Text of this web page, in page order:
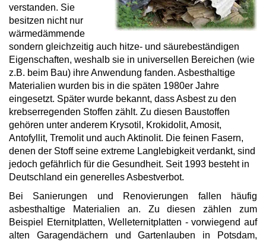
verstanden. Sie
besitzen nicht nur
wärmedämmende
sondern gleichzeitig auch hitze- und säurebeständigen
Eigenschaften, weshalb sie in universellen Bereichen (wie
z.B. beim Bau) ihre Anwendung fanden. Asbesthaltige
Materialien wurden bis in die späten 1980er Jahre
eingesetzt. Später wurde bekannt, dass Asbest zu den
krebserregenden Stoffen zählt. Zu diesen Baustoffen
gehören unter anderem Krysotil, Krokidolit, Amosit,
Antofyllit, Tremolit und auch Aktinolit. Die feinen Fasern,
denen der Stoff seine extreme Langlebigkeit verdankt, sind
jedoch gefährlich für die Gesundheit. Seit 1993 besteht in
Deutschland ein generelles Asbestverbot.
Bei Sanierungen und Renovierungen fallen häufig
asbesthaltige Materialien an. Zu diesen zählen zum
Beispiel Eternitplatten, Welleternitplatten - vorwiegend auf
alten Garagendächern und Gartenlauben in Potsdam,